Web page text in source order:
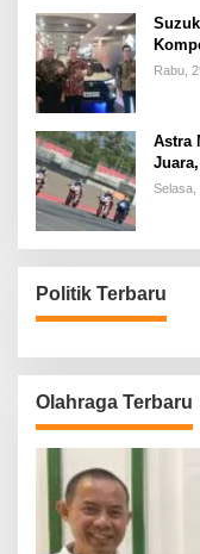
Rabu,
Astra
Selasa,
Politik Terbaru
Olahraga Terbaru